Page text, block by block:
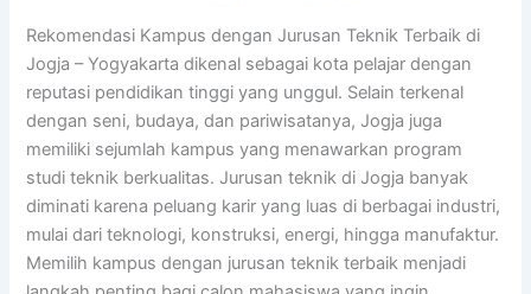
Rekomendasi Kampus dengan Jurusan Teknik Terbaik di
Jogja – Yogyakarta dikenal sebagai kota pelajar dengan
reputasi pendidikan tinggi yang unggul. Selain terkenal
dengan seni, budaya, dan pariwisatanya, Jogja juga
memiliki sejumlah kampus yang menawarkan program
studi teknik berkualitas. Jurusan teknik di Jogja banyak
diminati karena peluang karir yang luas di berbagai industri,
mulai dari teknologi, konstruksi, energi, hingga manufaktur.
Memilih kampus dengan jurusan teknik terbaik menjadi